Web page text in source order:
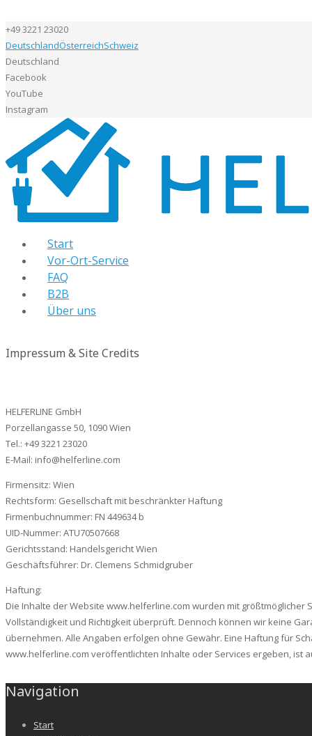
+49 3221 23020
DeutschlandÖsterreichSchweiz
Deutschland
Facebook
YouTube
Instagram
Start
Vor-Ort-Service
FAQ
B2B
Über uns
Impressum & Site Credits
HELFERLINE GmbH
Porzellangasse 50, 1090 Wien
Tel.: +49 3221 23020
E-Mail: info@helferline.com
Firmensitz: Wien
Rechtsform: Gesellschaft mit beschränkter Haftung
Firmenbuchnummer: FN 449634 b
UID-Nummer: ATU70507668
Gerichtsstand: Handelsgericht Wien
Geschäftsführer: Dr. Clemens Schmidgruber
Haftung:
Die Inhalte der Website www.helferline.com wurden mit
Vollständigkeit und Richtigkeit überprüft. Dennoch können wir keine
übernehmen. Alle Angaben erfolgen ohne Gewähr. Eine Haftung für
www.helferline.com veröffentlichten Inhalte oder Services ergeben, ist
Navigation
Start